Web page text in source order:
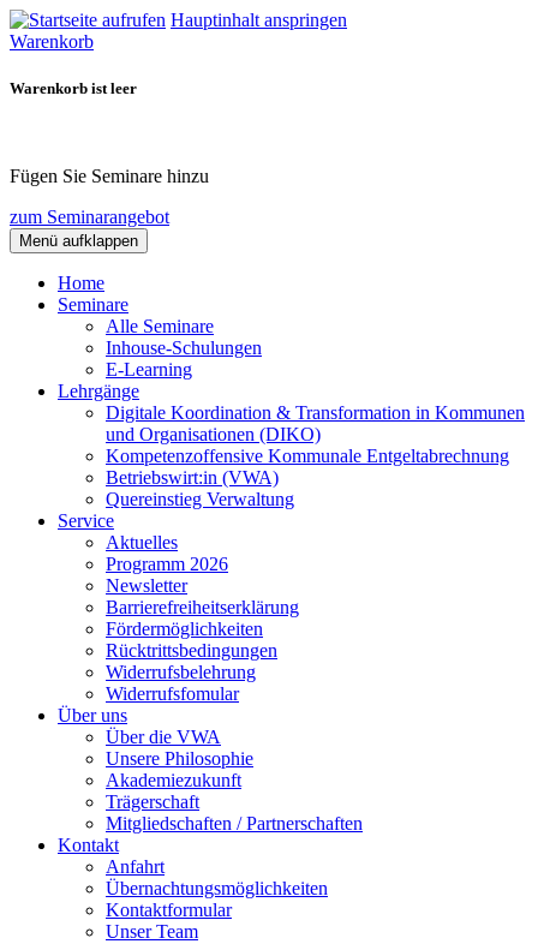
Hauptinhalt anspringen
Warenkorb
Warenkorb ist leer
Fügen Sie Seminare hinzu
zum Seminarangebot
Menü aufklappen
Home
Seminare
Alle Seminare
Inhouse-Schulungen
E-Learning
Lehrgänge
Digitale Koordination & Transformation in Kommunen
und Organisationen (DIKO)
Kompetenzoffensive Kommunale Entgeltabrechnung
Betriebswirt:in (VWA)
Quereinstieg Verwaltung
Service
Aktuelles
Programm 2026
Newsletter
Barrierefreiheitserklärung
Fördermöglichkeiten
Rücktrittsbedingungen
Widerrufsbelehrung
Widerrufsfomular
Über uns
Über die VWA
Unsere Philosophie
Akademiezukunft
Trägerschaft
Mitgliedschaften / Partnerschaften
Kontakt
Anfahrt
Übernachtungsmöglichkeiten
Kontaktformular
Unser Team